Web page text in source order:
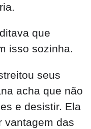
que
isso sozinha.
seus
acha que não
e desistir. Ela
vantagem das